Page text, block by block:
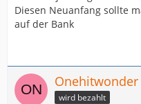
Diesen Neuanfang sollte
auf der Bank
Onehitwonder
wird bezahlt